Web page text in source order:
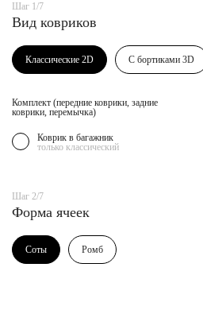
Шаг 1/7
Вид ковриков
Классические 2D С бортиками 3D
Комплект (передние коврики, задние
коврики, перемычка)
Коврик в багажник
только классический
Шаг 2/7
Форма ячеек
Соты Ромб